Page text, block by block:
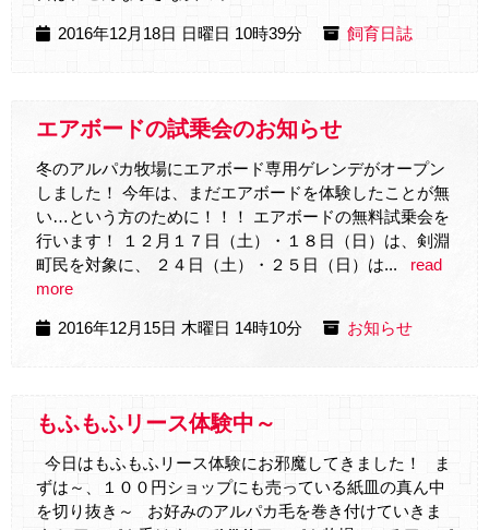
2016年12月18日 日曜日 10時39分 飼育日誌
エアボードの試乗会のお知らせ
冬のアルパカ牧場にエアボード専用ゲレンデがオープン
しました！ 今年は、まだエアボードを体験したことが無
い…という方のために！！！ エアボードの無料試乗会を
行います！ １２月１７日（土）・１８日（日）は、剣淵
町民を対象に、 ２４日（土）・２５日（日）は...
read
more
2016年12月15日 木曜日 14時10分 お知らせ
もふもふリース体験中～
今日はもふもふリース体験にお邪魔してきました！ ま
ずは～、１００円ショップにも売っている紙皿の真ん中
を切り抜き～ お好みのアルパカ毛を巻き付けていきま